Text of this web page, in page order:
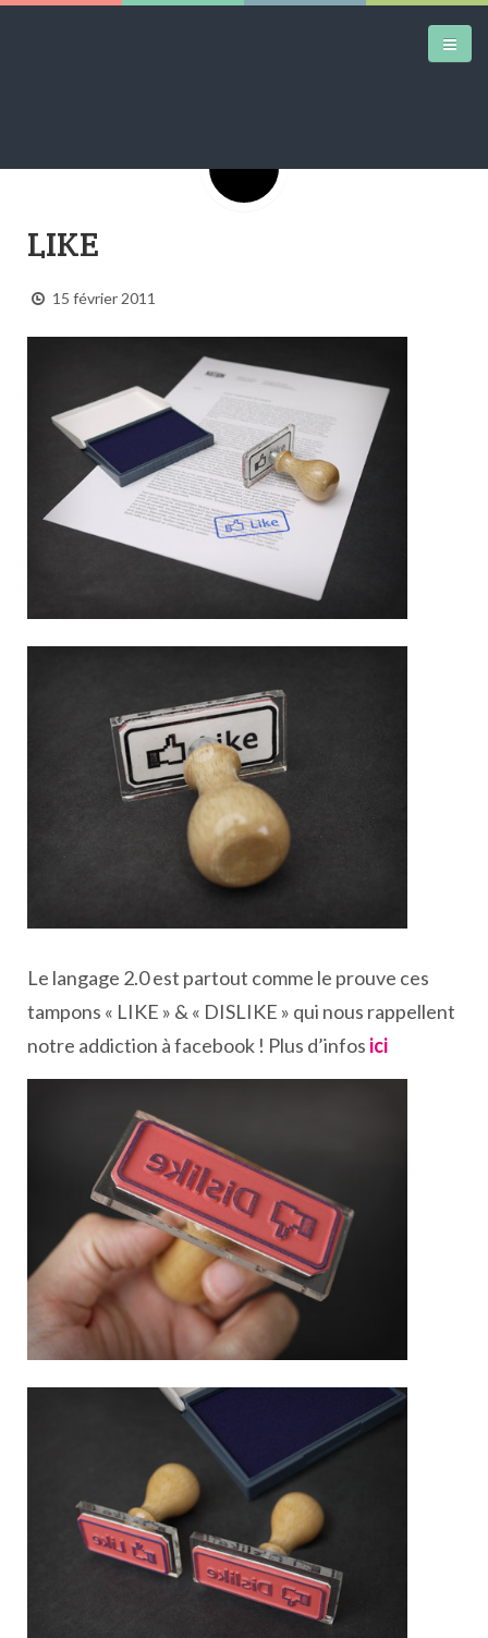
AIRTRAINERPEDIA
CONTACT
LIKE
15 février 2011
Le langage 2.0 est partout comme le prouve ces
tampons « LIKE » & « DISLIKE » qui nous rappellent
notre addiction à facebook ! Plus d’infos ici